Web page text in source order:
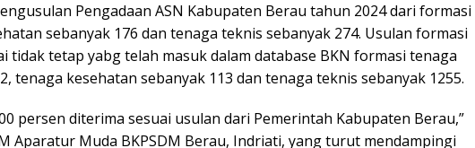
Pengadaan ASN Kabupaten Berau tahun 2024 dari formasi
sebanyak 176 dan tenaga teknis sebanyak 274. Usulan formasi
tidak tetap yabg telah masuk dalam database BKN formasi tenaga
tenaga kesehatan sebanyak 113 dan tenaga teknis sebanyak 1255.
persen diterima sesuai usulan dari Pemerintah Kabupaten Berau,”
Aparatur Muda BKPSDM Berau, Indriati, yang turut mendampingi